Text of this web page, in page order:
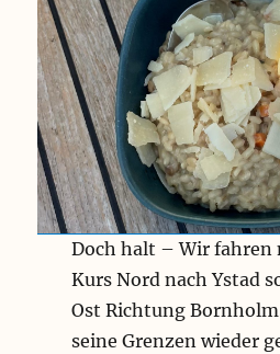
Doch halt – Wir
Kurs Nord nach Ystad
Ost Richtung
seine Grenzen wieder